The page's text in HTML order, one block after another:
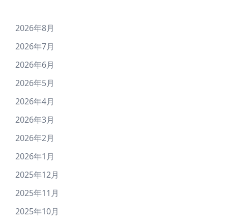
2026年8月
2026年7月
2026年6月
2026年5月
2026年4月
2026年3月
2026年2月
2026年1月
2025年12月
2025年11月
2025年10月